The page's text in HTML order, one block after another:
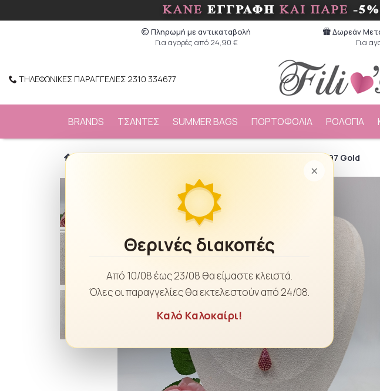
Πληρωμή με αντικαταβολή
Για αγορές από 24,90 €
Δωρεάν
Για
ΤΗΛΕΦΩΝΙΚΕΣ ΠΑΡΑΓΓΕΛΙΕΣ 2310 334677
BRANDS ΤΣΑΝΤΕΣ SUMMER BAGS ΠΟΡΤΟΦΟΛΙΑ ΡΟΛΟΓΙΑ
×
Θερινές διακοπές
Από 10/08 έως 23/08 θα είμαστε κλειστά.
Όλες οι παραγγελίες θα εκτελεστούν από 24/08.
Καλό Καλοκαίρι!
BRANDS / FiliosAccessories / Κολιέ ατσάλινο σταγόνα 59097 Gold